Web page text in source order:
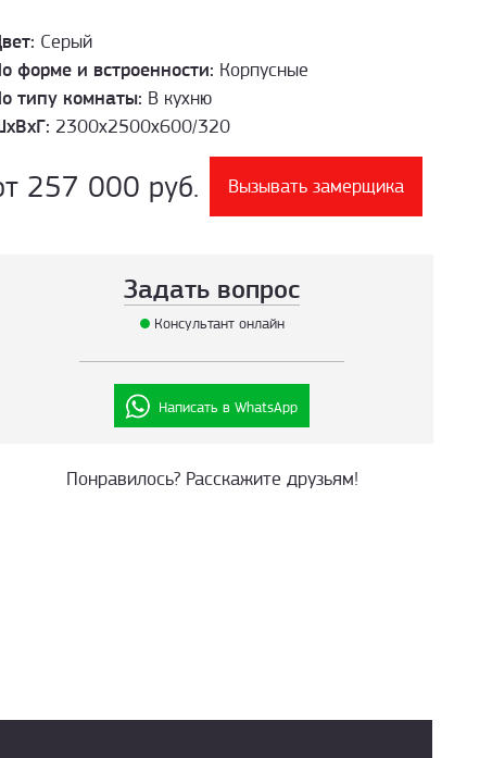
Серый
форме и встроенности: Корпусные
типу комнаты: В кухню
2300х2500х600/320
257 000 руб. Вызывать замерщика
Задать вопрос
Консультант онлайн
Написать в WhatsApp
Понравилось? Расскажите друзьям!